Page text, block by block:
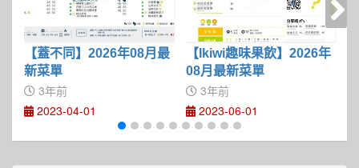
【蓋不同】2026年08月最
新菜單
3年前
2023-04-01
【Ikiwi趣味果飲】2026年
08月最新菜單
3年前
2023-06-01